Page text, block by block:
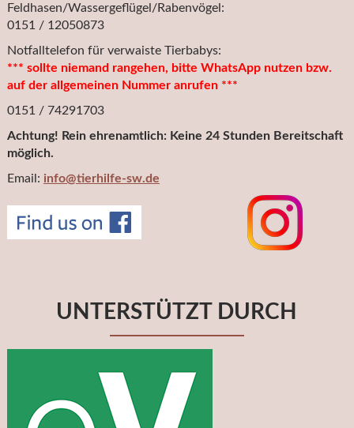
Feldhasen/Wassergeflügel/Rabenvögel:
0151 / 12050873
Notfalltelefon für verwaiste Tierbabys:
*** sollte niemand rangehen, bitte WhatsApp nutzen bzw.
auf der allgemeinen Nummer anrufen ***
0151 / 74291703
Achtung! Rein ehrenamtlich: Keine 24 Stunden Bereitschaft
möglich.
Email: info@tierhilfe-sw.de
UNTERSTÜTZT DURCH